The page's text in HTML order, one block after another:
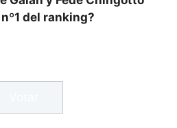
del ranking?